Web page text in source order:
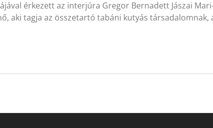
érkezett az interjúra Gregor Bernadett Jászai
aki tagja az összetartó tabáni kutyás